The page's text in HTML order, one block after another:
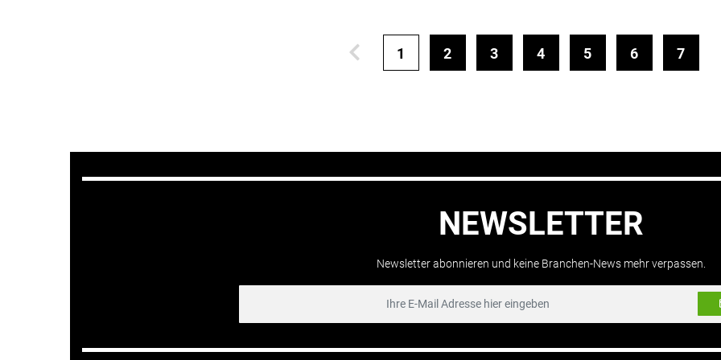
1 2 3 4 5 6 7
NEWSLETTER
Newsletter abonnieren und keine Branchen-News mehr verpassen.